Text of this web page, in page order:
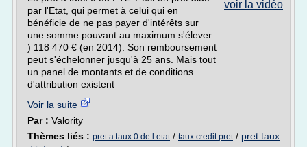
voir la vidéo
par l'Etat, qui permet à celui qui en
bénéficie de ne pas payer d'intérêts sur
une somme pouvant au maximum s'élever
) 118 470 € (en 2014). Son remboursement
peut s'échelonner jusqu'à 25 ans. Mais tout
un panel de montants et de conditions
d'attribution existent
Voir la suite
Par : Valority
Thèmes liés : pret a taux 0 de l etat/ taux credit pret/ pret taux